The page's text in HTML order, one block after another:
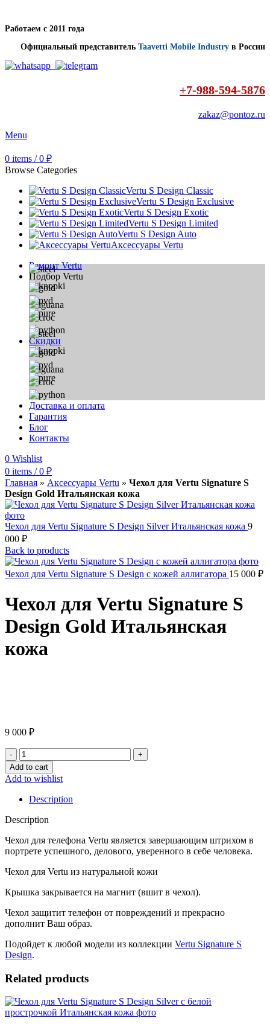
Работаем с 2011 года
Официальный представитель Taavetti Mobile Industry в России
+7-988-594-5876
zakaz@pontoz.ru
Menu
0 items / 0 ₽
Browse Categories
Vertu S Design Classic
Vertu S Design Exclusive
Vertu S Design Exotic
Vertu S Design Limited
Vertu S Design Auto
Аксессуары Vertu
Ремонт Vertu
Подбор Vertu
Скидки
Доставка и оплата
Гарантия
Блог
Контакты
0 Wishlist
0 items / 0 ₽
Главная » Аксессуары Vertu » Чехол для Vertu Signature S
Design Gold Итальянская кожа
Чехол для Vertu Signature S Design Silver Итальянская кожа 9
000 ₽
Back to products
Чехол для Vertu Signature S Design с кожей аллигатора 15 000 ₽
Чехол для Vertu Signature S
Design Gold Итальянская
кожа
9 000 ₽
Чехол
для
Vertu
Signature
S
Design
Gold
кожа
quantity
Add to cart
Add to wishlist
Description
Description
Чехол для телефона Vertu является завершающим штрихом в
портрете успешного, делового, уверенного в себе человека.
Чехол для Vertu из натуральной кожи
Крышка закрывается на магнит (вшит в чехол).
Чехол защитит телефон от повреждений и прекрасно
дополнит Ваш образ.
Подойдет к любой модели из коллекции Vertu Signature S
Design.
Related products